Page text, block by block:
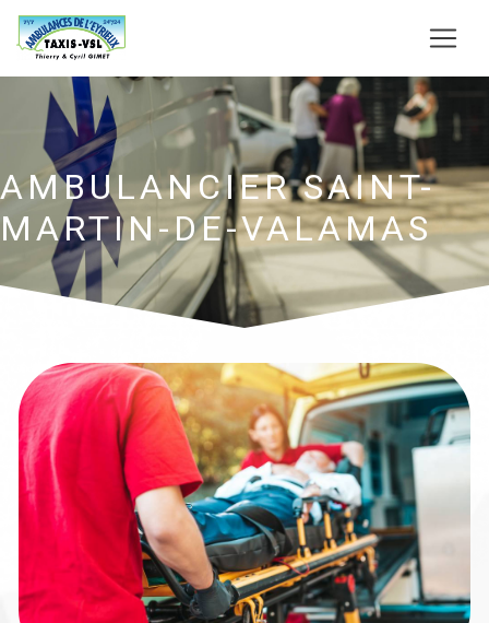
AMBULANCIER SAINT-
MARTIN-DE-VALAMAS
Panneau de gestion des cookies